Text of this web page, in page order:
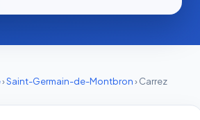
›Saint-Germain-de-Montbron›Carrez